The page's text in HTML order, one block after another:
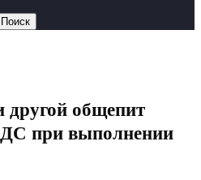
другой общепит
при выполнении